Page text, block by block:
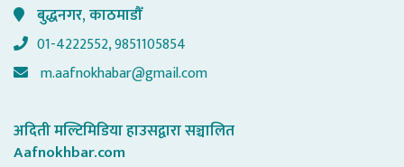
बुद्धनगर, काठमाडौँ
01-4222552, 9851105854
m.aafnokhabar@gmail.com
अदिती मल्टिमिडिया हाउसद्वारा सञ्चालित
Aafnokhbar.com